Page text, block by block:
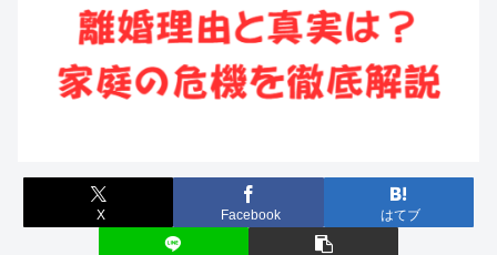
X Facebook はてブ